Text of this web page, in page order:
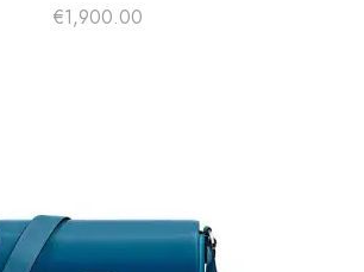
€1,900.00